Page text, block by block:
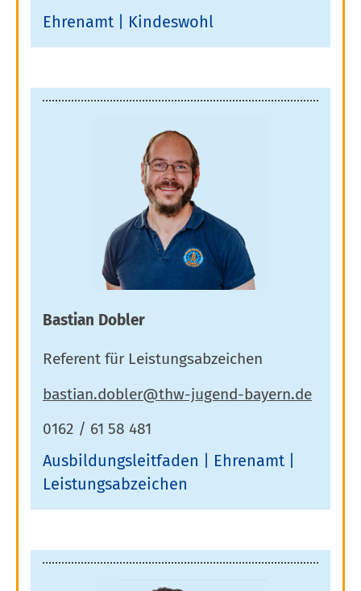
Ehrenamt Kindeswohl
Bastian Dobler
Referent für Leistungsabzeichen
0162 / 61 58 481
Ausbildungsleitfaden
Ehrenamt
Leistungsabzeichen